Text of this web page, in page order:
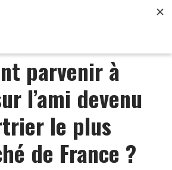
parvenir à
l’ami devenu
le plus
de France ?